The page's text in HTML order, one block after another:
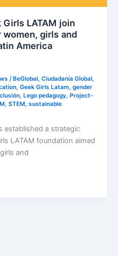
Girls LATAM join
girls and
America
/ BeGlobal,Ciudadanía Global,
,Geek Girls Latam,gender
, Lego pedagogy, Project-
,STEM,sustainable
established a strategic
LATAM foundation aimed
and